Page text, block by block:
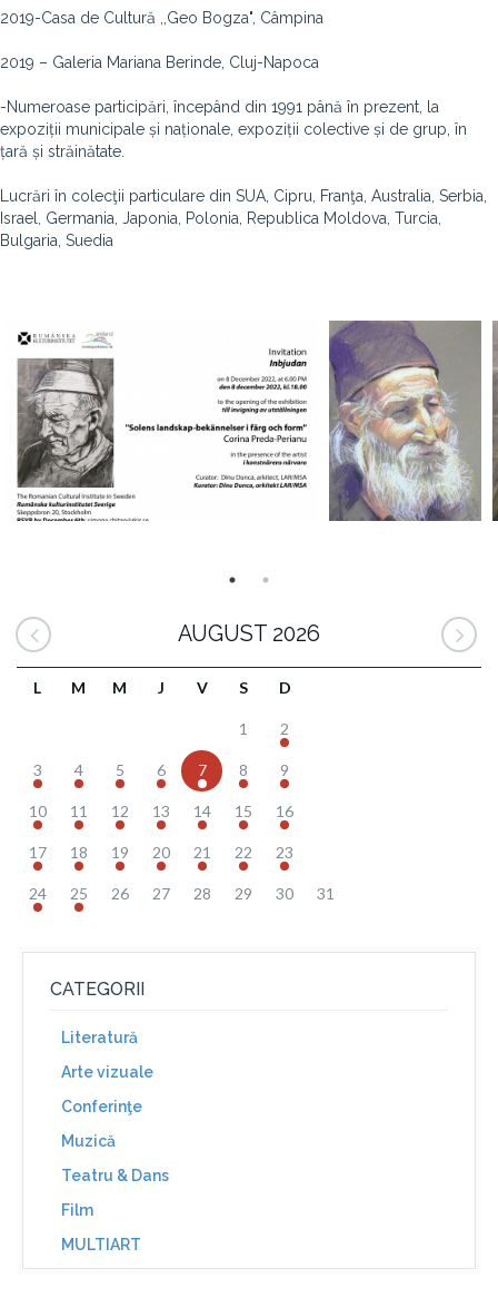
2019-Casa de Cultură ,,Geo Bogza", Câmpina
2019 – Galeria Mariana Berinde, Cluj-Napoca
-Numeroase participări, începând din 1991 până în prezent, la
expoziții municipale și naționale, expoziții colective și de grup, în
țară și străinătate.
Lucrări în colecţii particulare din SUA, Cipru, Franţa, Australia, Serbia,
Israel, Germania, Japonia, Polonia, Republica Moldova, Turcia,
Bulgaria, Suedia
AUGUST 2026
L M M J V S D
1 2
3 4 5 6 7 8 9
10 11 12 13 14 15 16
17 18 19 20 21 22 23
24 25 26 27 28 29 30 31
CATEGORII
Literatură
Arte vizuale
Conferinţe
Muzică
Teatru & Dans
Film
MULTIART